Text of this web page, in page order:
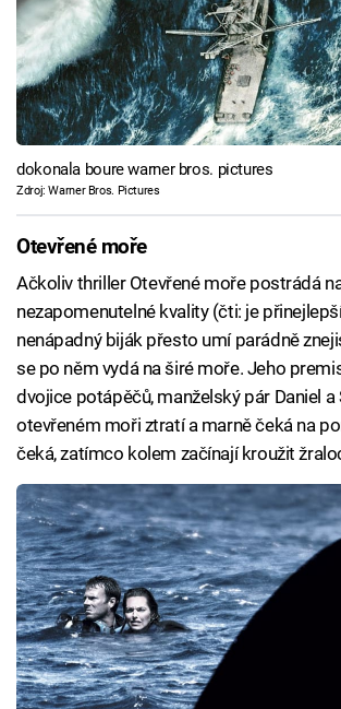
dokonala boure warner bros. pictures
Zdroj: Warner Bros. Pictures
Otevřené moře
Ačkoliv thriller Otevřené moře postrádá
nezapomenutelné kvality (čti: je
nenápadný biják přesto umí parádně
se po něm vydá na širé moře. Jeho
dvojice potápěčů, manželský pár Daniel a
otevřeném moři ztratí a marně čeká na
čeká, zatímco kolem začínají kroužit